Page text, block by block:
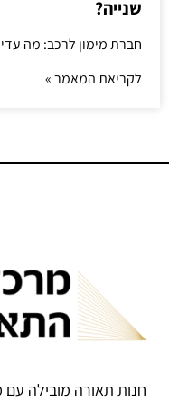
שנייה?
חברת מימון לרכב: מה
לקריאת המאמר »
חנות תאורה מובילה עם